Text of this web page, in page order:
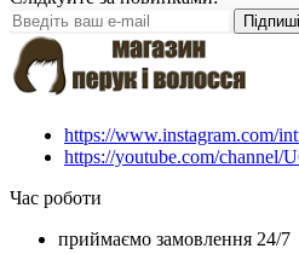
https://www.instagram.com/
https://youtube.com/
Час роботи
приймаємо замовлення 24/7